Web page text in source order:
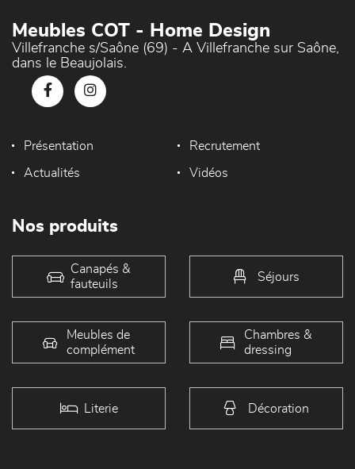
Meubles COT - Home Design
Villefranche s/Saône (69) - A Villefranche sur Saône,
dans le Beaujolais.
Présentation Recrutement
Actualités Vidéos
Nos produits
Canapés &
fauteuils
Séjours
Meubles de
complément
Chambres &
dressing
Literie Décoration